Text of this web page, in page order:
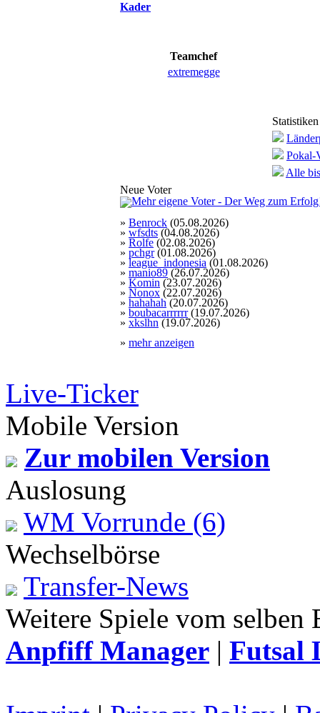
Kader
Teamchef
extremegge
Statistiken
Pokal-
Alle
Neue Voter
» Benrock (05.08.2026)
» wfsdts (04.08.2026)
» Rolfe (02.08.2026)
» pchgr(01.08.2026)
» league_indonesia (01.08.2026)
» manio89 (26.07.2026)
» Komin (23.07.2026)
» Nonox (22.07.2026)
» hahahah (20.07.2026)
» boubacarrrrrr(19.07.2026)
» xkslhn (19.07.2026)
» mehr anzeigen
Live-Ticker
Mobile Version
Zur mobilen Version
Auslosung
WM Vorrunde (6)
Wechselbörse
Transfer-News
Weitere Spiele vom
Anpfiff Manager | Futsal